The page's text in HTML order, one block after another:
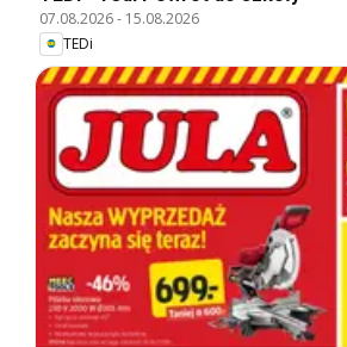
07.08.2026- 15.08.2026
TEDi